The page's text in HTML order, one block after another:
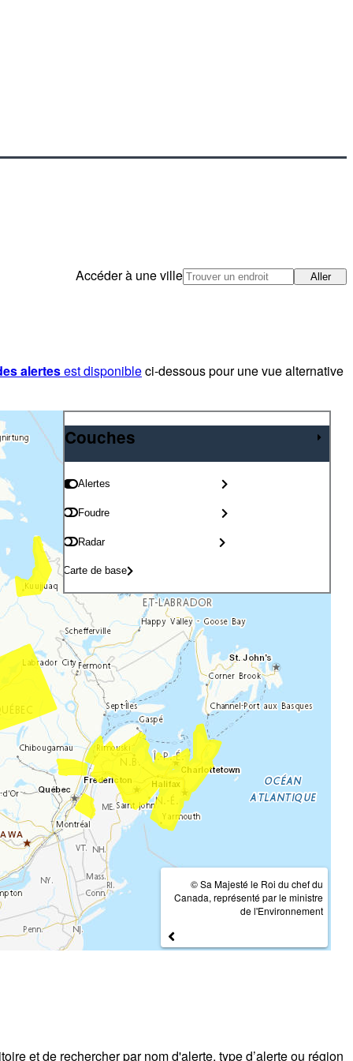
Accéder à une ville
Aller
alertesest disponibleci-dessous pour une vue alternative
Couches
Alertes
Foudre
Radar
Carte de base
Couches
© Sa Majesté le Roi du chef du
Canada, représenté par le ministre
de l'Environnement
et de rechercher par nom d'alerte, type d’alerte ou région